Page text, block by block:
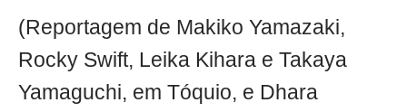
(Reportagem de Makiko Yamazaki,
Rocky Swift, Leika Kihara e Takaya
Yamaguchi, em Tóquio, e Dhara